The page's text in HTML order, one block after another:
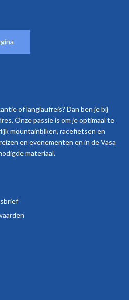
of langlaufreis? Dan ben je bij
Onze passie is om je optimaal te
mountainbiken, racefietsen en
en evenementen en in de Vasa
materiaal.